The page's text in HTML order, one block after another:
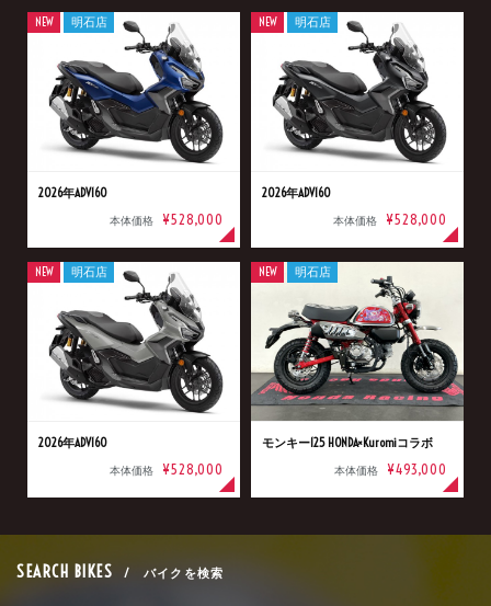
2026年ADV160
本体価格 ¥528,000
NEW 明石店
2026年ADV160
本体価格 ¥528,000
NEW 明石店
2026年ADV160
本体価格 ¥528,000
NEW 明石店
モンキー125 HONDA×Kuromiコラボ
本体価格 ¥493,000
NEW 明石店
SEARCH BIKES / バイクを検索